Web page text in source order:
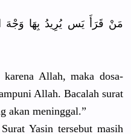
مَنْ قَرَأَ يَس يُرِيدُ بِهَا وَجْهَ
karena Allah, maka dosa-
Allah. Bacalah surat
akan meninggal.”
Yasin tersebut masih